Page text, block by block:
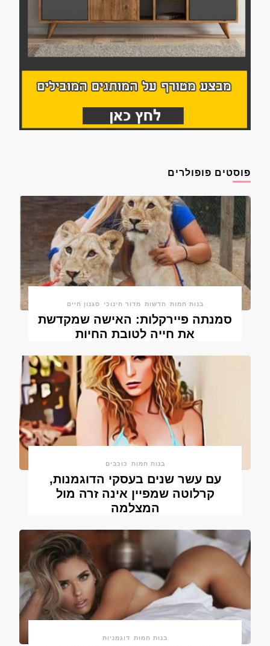
פוסטים פופולרים
בנות חמות חדשות מדור חינוכי סגנון חיים
סמנתה פיירקלות: האישה שמקדשת
את חייה לטובת החיות
בנות חמות כוכבים
עם עשר שנים בעסקי הדוגמנות,
קרלוטה שמפיין אינה זרה מול
המצלמה
בנות חמות דוגמניות